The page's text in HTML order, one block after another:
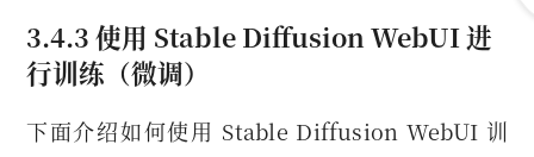
3.4.3 使用 Stable Diffusion WebUI 进
行训练（微调）
下面介绍如何使用 Stable Diffusion WebUI 训